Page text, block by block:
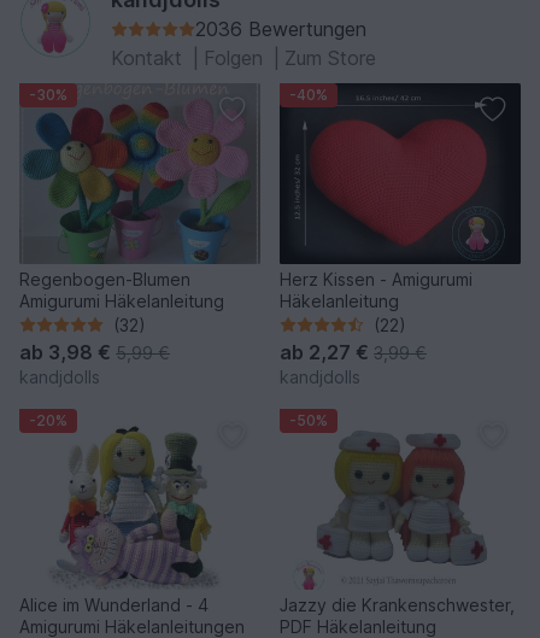
2036 Bewertungen
Kontakt
Folgen Zum Store
-30%
Regenbogen-Blumen
Amigurumi Häkelanleitung
(32)
ab 3,98 € 5,99 €
kandjdolls
-40%
Herz Kissen - Amigurumi
Häkelanleitung
(22)
ab 2,27 € 3,99 €
kandjdolls
-20%
Alice im Wunderland - 4
Amigurumi Häkelanleitungen
-50%
Jazzy die Krankenschwester,
PDF Häkelanleitung